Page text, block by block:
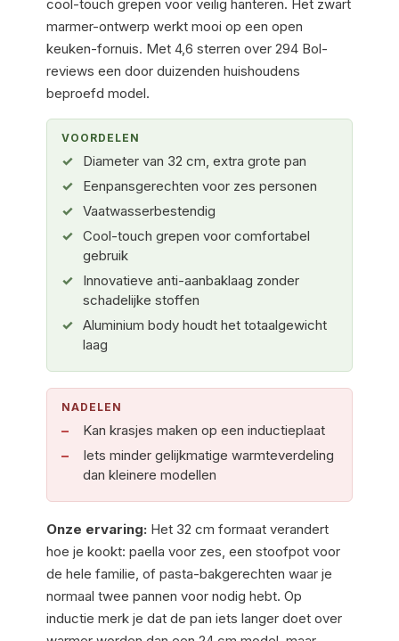
cool-touch grepen voor veilig hanteren. Het zwart
marmer-ontwerp werkt mooi op een open
keuken-fornuis. Met 4,6 sterren over 294 Bol-
reviews een door duizenden huishoudens
beproefd model.
VOORDELEN
Diameter van 32 cm, extra grote pan
Eenpansgerechten voor zes personen
Vaatwasserbestendig
Cool-touch grepen voor comfortabel
gebruik
Innovatieve anti-aanbaklaag zonder
schadelijke stoffen
Aluminium body houdt het totaalgewicht
laag
NADELEN
Kan krasjes maken op een inductieplaat
Iets minder gelijkmatige warmteverdeling
dan kleinere modellen
Onze ervaring: Het 32 cm formaat verandert
hoe je kookt: paella voor zes, een stoofpot voor
de hele familie, of pasta-bakgerechten waar je
normaal twee pannen voor nodig hebt. Op
inductie merk je dat de pan iets langer doet over